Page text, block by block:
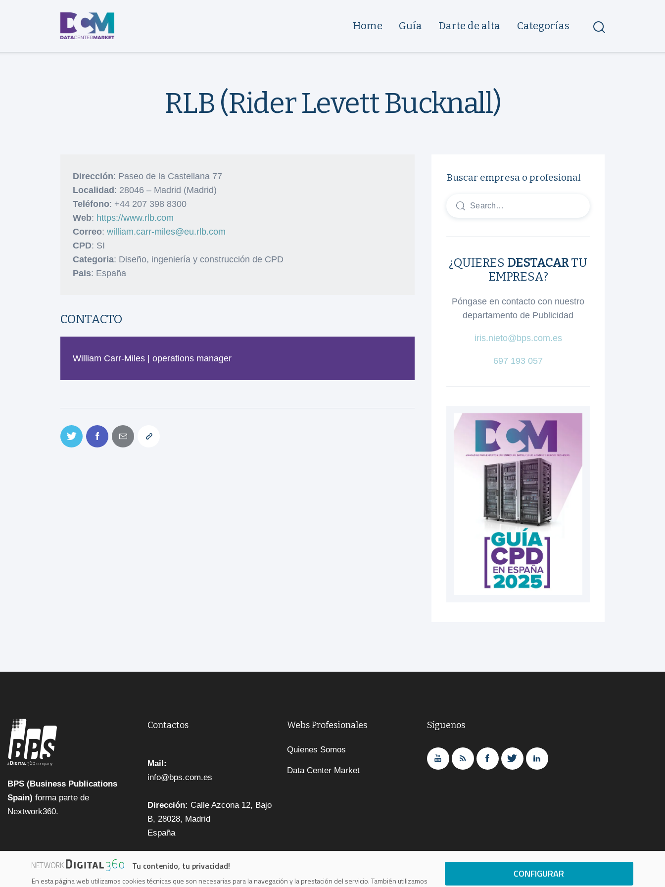
Home Guía Darte de alta Categorías
RLB (Rider Levett Bucknall)
Dirección: Paseo de la Castellana 77
Localidad: 28046 – Madrid (Madrid)
Teléfono: +44 207 398 8300
Web: https://www.rlb.com
Correo: william.carr-miles@eu.rlb.com
CPD: SI
Categoria: Diseño, ingeniería y construcción de CPD
Pais: España
CONTACTO
William Carr-Miles | operations manager
Buscar empresa o profesional
¿QUIERES DESTACARTU
EMPRESA?
Póngase en contacto con nuestro
departamento de Publicidad
iris.nieto@bps.com.es
697 193 057
BPS (Business Publications
Spain) forma parte de
Nextwork360.
Contactos
Mail:
info@bps.com.es
Dirección: Calle Azcona 12, Bajo
B, 28028, Madrid
España
Webs Profesionales
Quienes Somos
Data Center Market
Síguenos
Tu contenido, tu privacidad!
En esta página web utilizamos cookies técnicas que son necesarias para la navegación y la prestación del servicio. También utilizamos
CONFIGURAR